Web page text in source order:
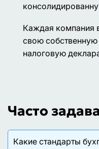
Каждая компания
свою
налоговую
Часто
Какие стандарты